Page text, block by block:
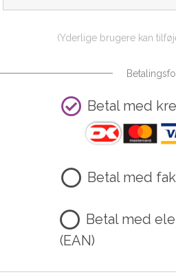
(Yderlige brugere kan
Betal med
Betal med
Betal med
(EAN)